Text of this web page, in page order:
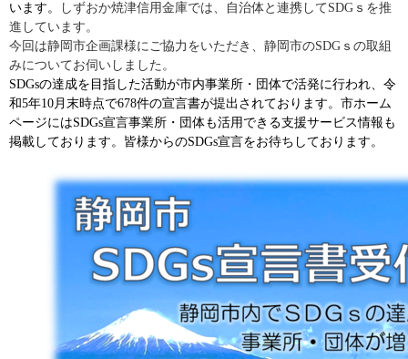
います。
しずおか焼津信用金庫では、自治体と連携してSDG ｓを推
進しています。
今回は静岡市企画課様にご協力をいただき、静岡市のSDG ｓの取組
みについてお伺いしました。
SDGsの達成を目指した活動が市内事業所・団体で活発に行われ、令
和5年10月末時点で678件の宣言書が提出されております。市ホーム
ページにはSDGs宣言事業所・団体も活用できる支援サービス情報も
掲載しております。皆様からのSDGs宣言をお待ちしております。